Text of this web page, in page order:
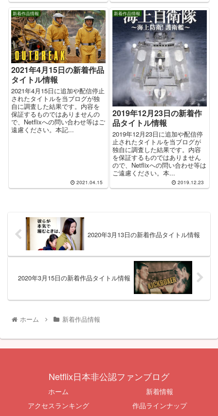
新着作品情報
2021年4月15日の新着作品
タイトル情報
2021年4月15日に追加や配信停止
されたタイトルを当ブログが独
自に調査した結果です。内容を
保証するものではありませんの
で、Netflixへの問い合わせ等はご
遠慮ください。本記...
2021.04.15
新着作品情報
2019年12月23日の新着作
品タイトル情報
2019年12月23日に追加や配信停
止されたタイトルを当ブログが
独自に調査した結果です。内容
を保証するものではありません
ので、Netflixへの問い合わせ等は
ご遠慮ください。本...
2019.12.23
2020年3月13日の新着作品タイトル情報
2020年3月15日の新着作品タイトル情報
ホーム 新着作品情報
Netflix日本非公認ファンブログ
ホーム
新着情報
アクセスランキング
作品ラインナップ